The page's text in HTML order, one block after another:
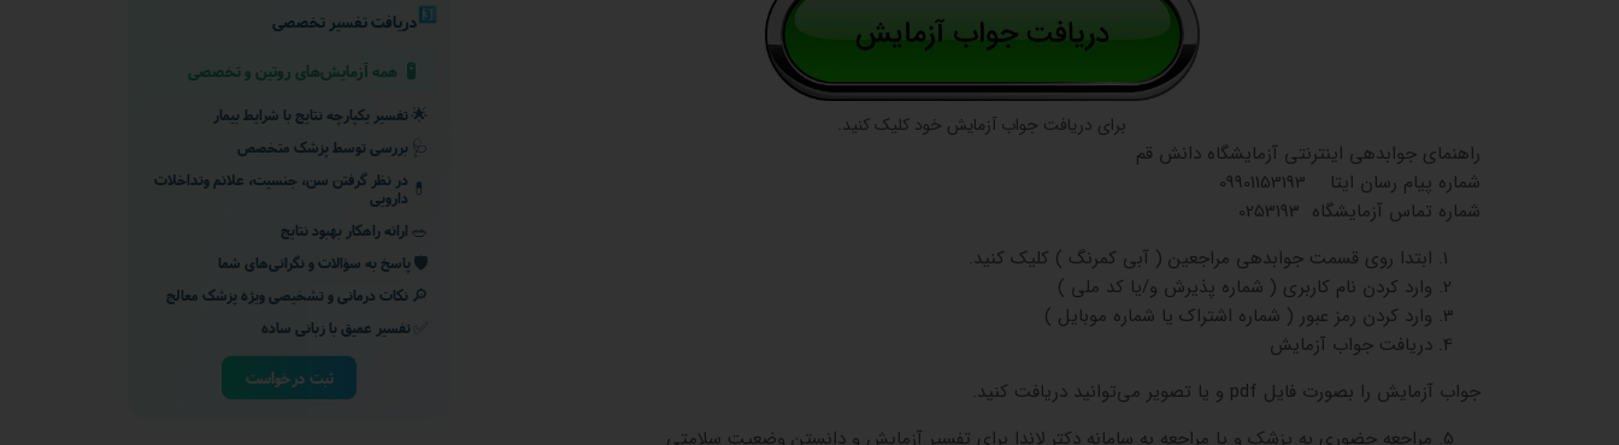
برای دریافت جواب آزمایش خود کلیک کنید.
راهنمای جوابدهی اینترنتی آزمایشگاه دانش قم
شماره پیام رسان ایتا 09901153193
شماره تماس آزمایشگاه 0253193
ابتدا روی قسمت جوابدهی مراجعین ( آبی کمرنگ ) کلیک کنید.
وارد کردن نام کاربری ( شماره پذیرش و/یا کد ملی )
وارد کردن رمز عبور ( شماره اشتراک یا شماره موبایل )
دریافت جواب آزمایش
جواب آزمایش را بصورت فایل pdf و یا تصویر می‌توانید دریافت کنید.
3️⃣ دریافت تفسیر تخصصی
🧪 همه آزمایش‌های روتین و تخصصی
🌟 تفسیر یکپارچه نتایج با شرایط بیمار
🩺 بررسی توسط پزشک متخصص
💊 در نظر گرفتن سن، جنسیت، علائم وتداخلات
دارویی
🥗 ارائه راهکار بهبود نتایج
🛡️ پاسخ به سؤالات و نگرانی‌های شما
🔎 نکات درمانی و تشخیصی ویژه پزشک معالج
تفسیر عمیق با زبانی ساده
ثبت درخواست